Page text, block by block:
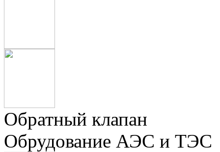
Обратный клапан
Обрудование АЭС и ТЭС